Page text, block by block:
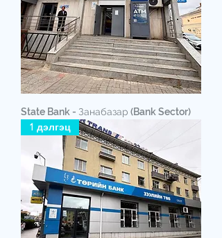
State Bank - Занабазар (Bank Sector)
1 дэлгэц